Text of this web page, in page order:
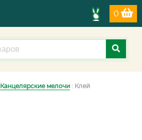
0
Канцелярские мелочи : Клей